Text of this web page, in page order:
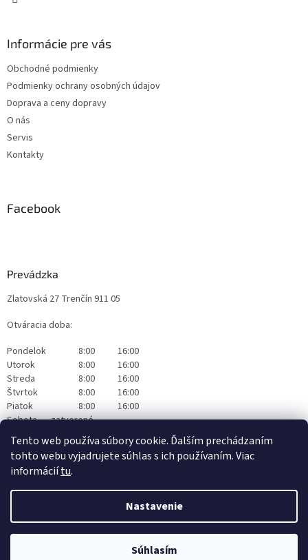
Tento web používa súbory cookie. Ďalším prechádzaním
tohto webu vyjadrujete súhlas s ich používaním. Viac
informáciítu.
Nastavenie
Súhlasím
Informácie pre vás
Obchodné podmienky
Podmienky ochrany osobných údajov
Doprava a ceny dopravy
O nás
Servis
Kontakty
Facebook
Prevádzka
Zlatovská 27 Trenčín 911 05
Otváracia doba:
Pondelok
8:00
16:00
Utorok
8:00
16:00
Streda
8:00
16:00
Štvrtok
8:00
16:00
Piatok
8:00
16:00
Sobota
zatvorené
Nedeľa
zatvorené
Vytvoril Shoptet|Realizoval Appgrade
Originalwapka. Všetky práva vyhradené.